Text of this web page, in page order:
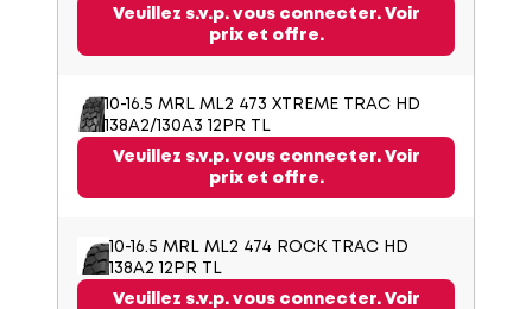
Veuillez s.v.p. vous connecter. Voir
prix et offre.
10-16.5 MRL ML2 473 XTREME TRAC HD
138A2/130A3 12PR TL
Veuillez s.v.p. vous connecter. Voir
prix et offre.
10-16.5 MRL ML2 474 ROCK TRAC HD
138A2 12PR TL
Veuillez s.v.p. vous connecter. Voir